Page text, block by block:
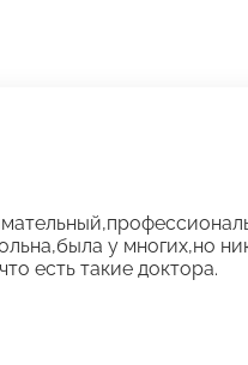
у многих,но
есть такие доктора.